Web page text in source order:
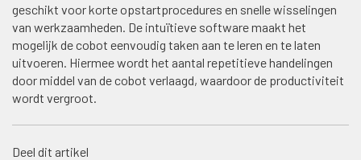
geschikt voor korte opstartprocedures en snelle wisselingen
van werkzaamheden. De intuïtieve software maakt het
mogelijk de cobot eenvoudig taken aan te leren en te laten
uitvoeren. Hiermee wordt het aantal repetitieve handelingen
door middel van de cobot verlaagd, waardoor de productiviteit
wordt vergroot.
Deel dit artikel